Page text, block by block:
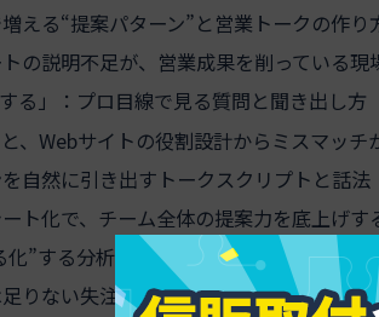
える“提案パターン”と営業トークの作り
の説明不足が、営業成果を削っている現
る」：プロ目線で見る質問と聞き出し方
、Webサイトの役割設計からミスマッチ
自然に引き出すトークスクリプトと話法
ト化で、チーム全体の提案力を底上げす
”する分析・分類の手法
りない失注要因の分類とラベリングの作